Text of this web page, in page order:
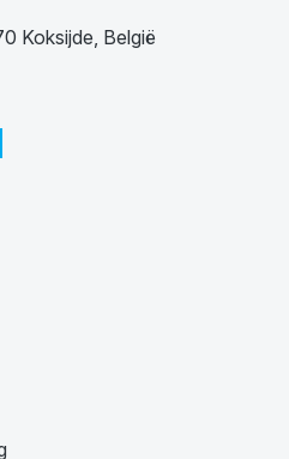
Koksijde, België